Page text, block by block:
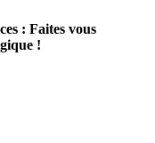
: Faites vous
!